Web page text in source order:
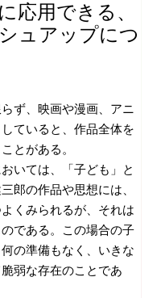
応用できる、
ュアップにつ
ず、映画や漫画、アニ
ていると、作品全体を
とがある。
いては、「子ども」と
郎の作品や思想には、
くみられるが、それは
である。この場合の子
の準備もなく、いきな
弱な存在のことであ